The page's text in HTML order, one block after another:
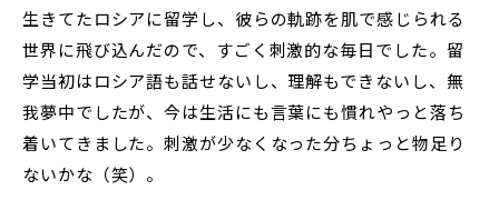
生きてたロシアに留学し、彼らの軌跡を肌で感じられる
世界に飛び込んだので、すごく刺激的な毎日でした。留
学当初はロシア語も話せないし、理解もできないし、無
我夢中でしたが、今は生活にも言葉にも慣れやっと落ち
着いてきました。刺激が少なくなった分ちょっと物足り
ないかな（笑）。